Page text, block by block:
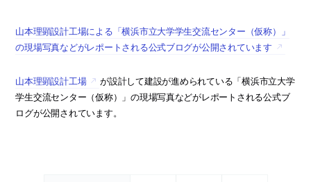
山本理顕設計工場による「横浜市立大学学生交流センター（仮称）」
の現場写真などがレポートされる公式ブログが公開されています
山本理顕設計工場
が設計して建設が進められている「横浜市立大学
学生交流センター（仮称）」の現場写真などがレポートされる公式ブ
ログが公開されています。